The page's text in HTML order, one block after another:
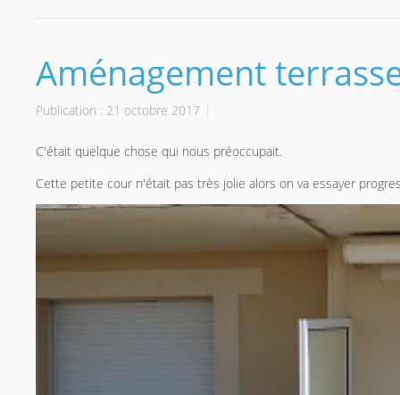
Aménagement
Publication : 21 octobre 2017
C'était quelque chose qui nous préoccupait.
Cette petite cour n'était pas très jolie alors on va essayer